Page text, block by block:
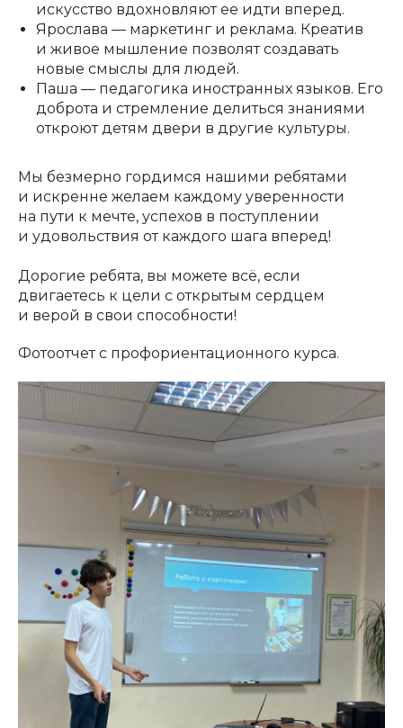
искусство вдохновляют ее идти вперед.
Ярослава — маркетинг и реклама. Креатив
и живое мышление позволят создавать
новые смыслы для людей.
Паша — педагогика иностранных языков. Его
доброта и стремление делиться знаниями
откроют детям двери в другие культуры.
Мы безмерно гордимся нашими ребятами
и искренне желаем каждому уверенности
на пути к мечте, успехов в поступлении
и удовольствия от каждого шага вперед!
Дорогие ребята, вы можете всё, если
двигаетесь к цели с открытым сердцем
и верой в свои способности!
Фотоотчет с профориентационного курса.